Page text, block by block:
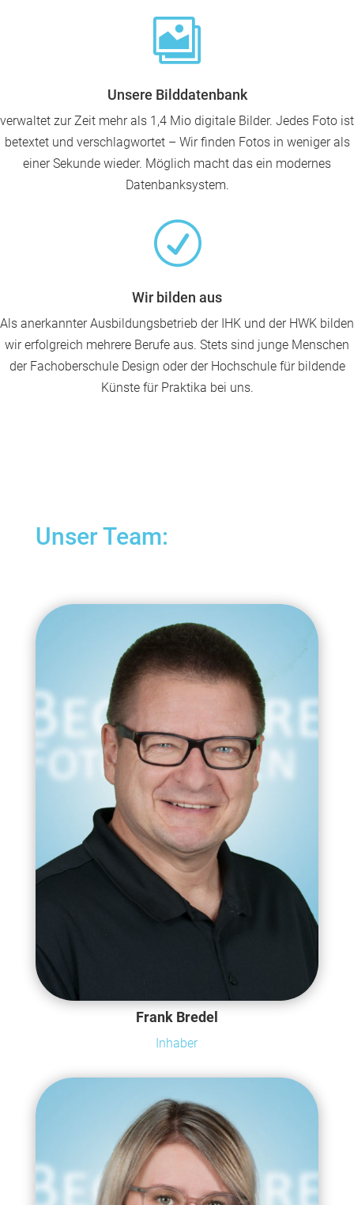

Unsere Bilddatenbank
verwaltet zur Zeit mehr als 1,4 Mio digitale Bilder. Jedes Foto ist
betextet und verschlagwortet – Wir finden Fotos in weniger als
einer Sekunde wieder. Möglich macht das ein modernes
Datenbanksystem.
R
Wir bilden aus
Als anerkannter Ausbildungsbetrieb der IHK und der HWK bilden
wir erfolgreich mehrere Berufe aus. Stets sind junge Menschen
der Fachoberschule Design oder der Hochschule für bildende
Künste für Praktika bei uns.
Unser Team:
Frank Bredel
Inhaber